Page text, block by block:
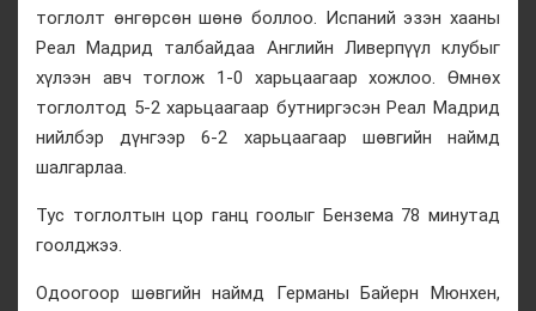
тоглолт өнгөрсөн шөнө боллоо. Испаний эзэн хааны
Реал Мадрид талбайдаа Английн Ливерпүүл клубыг
хүлээн авч тоглож 1-0 харьцаагаар хожлоо. Өмнөх
тоглолтод 5-2 харьцаагаар бутниргэсэн Реал Мадрид
нийлбэр дүнгээр 6-2 харьцаагаар шөвгийн наймд
шалгарлаа.
Тус тоглолтын цор ганц гоолыг Бензема 78 минутад
гоолджээ.
Одоогоор шөвгийн наймд Германы Байерн Мюнхен,